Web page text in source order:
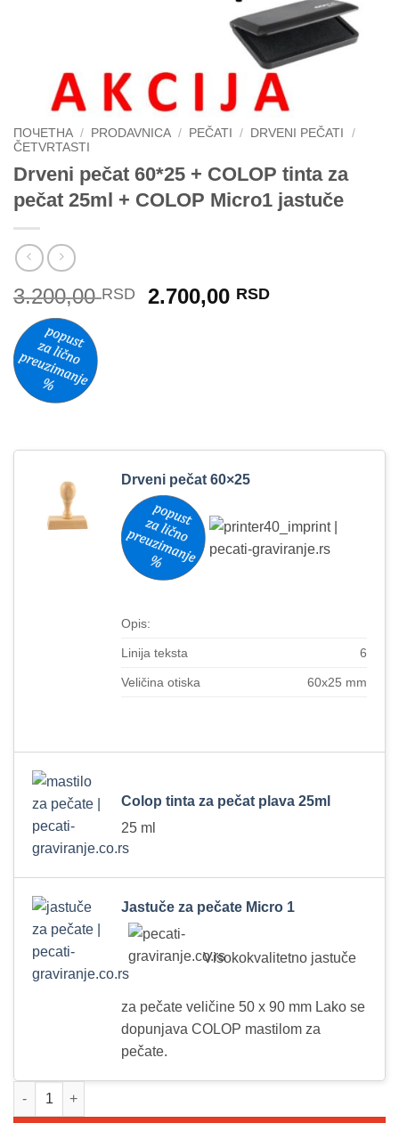
ПОЧЕТНА / PRODAVNICA / PEČATI / DRVENI PEČATI
/
ČETVRTASTI
Drveni pečat 60*25 + COLOP tinta za
pečat 25ml + COLOP Micro1 jastuče
3.200,00RSD
Originalna
2.700,00 RSDTrenutna
Drveni pečat 60×25
Opis:
Linija teksta 6
Veličina otiska 60x25 mm
Colop tinta za pečat plava 25ml
25 ml
Jastuče za pečate Micro 1
Visokokvalitetno jastuče
za pečate veličine 50 x 90 mm Lako se
dopunjava COLOP mastilom za
pečate.
Drveni pečat 60*25 + COLOP tinta za pečat 25ml + COLOP